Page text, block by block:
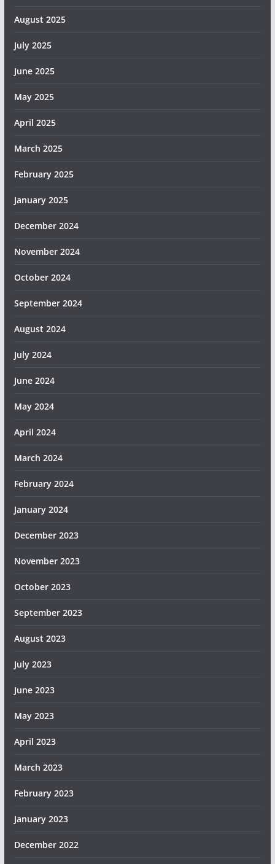
August 2025
July 2025
June 2025
May 2025
April 2025
March 2025
February 2025
January 2025
December 2024
November 2024
October 2024
September 2024
August 2024
July 2024
June 2024
May 2024
April 2024
March 2024
February 2024
January 2024
December 2023
November 2023
October 2023
September 2023
August 2023
July 2023
June 2023
May 2023
April 2023
March 2023
February 2023
January 2023
December 2022